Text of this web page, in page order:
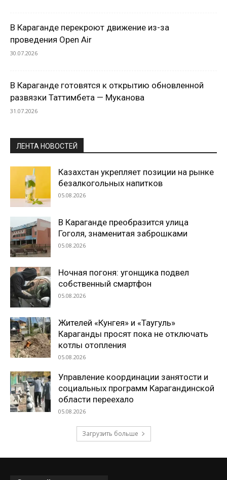
В Караганде перекроют движение из-за
проведения Open Air
30.07.2026
В Караганде готовятся к открытию обновленной
развязки Таттимбета — Муканова
31.07.2026
ЛЕНТА НОВОСТЕЙ
Казахстан укрепляет позиции на рынке
безалкогольных напитков
05.08.2026
В Караганде преобразится улица
Гоголя, знаменитая заброшками
05.08.2026
Ночная погоня: угонщика подвел
собственный смартфон
05.08.2026
Жителей «Кунгея» и «Таугуль»
Караганды просят пока не отключать
котлы отопления
05.08.2026
Управление координации занятости и
социальных программ Карагандинской
области переехало
05.08.2026
Загрузить больше